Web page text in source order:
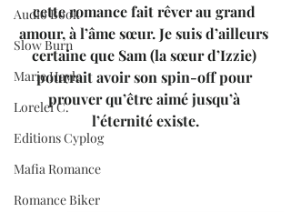
Audio Book
Slow Burn
Marie Hayle
Lorelei C.
Editions Cyplog
Mafia Romance
Romance Biker
cette romance fait rêver au grand
amour, à l’âme sœur. Je suis d’ailleurs
certaine que Sam (la sœur d’Izzie)
pourrait avoir son spin-off pour
prouver qu’être aimé jusqu’à
l’éternité existe.